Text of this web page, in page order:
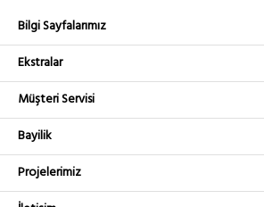
Bilgi Sayfalarımız
Ekstralar
Müşteri Servisi
Bayilik
Projelerimiz